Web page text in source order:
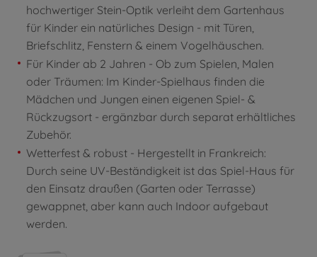
hochwertiger Stein-Optik verleiht dem Gartenhaus
für Kinder ein natürliches Design - mit Türen,
Briefschlitz, Fenstern & einem Vogelhäuschen.
Für Kinder ab 2 Jahren - Ob zum Spielen, Malen
oder Träumen: Im Kinder-Spielhaus finden die
Mädchen und Jungen einen eigenen Spiel- &
Rückzugsort - ergänzbar durch separat erhältliches
Zubehör.
Wetterfest & robust - Hergestellt in Frankreich:
Durch seine UV-Beständigkeit ist das Spiel-Haus für
den Einsatz draußen (Garten oder Terrasse)
gewappnet, aber kann auch Indoor aufgebaut
werden.